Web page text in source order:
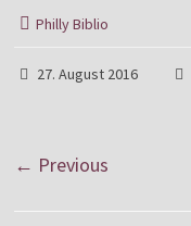
Philly Biblio
27. August 2016
← Previous